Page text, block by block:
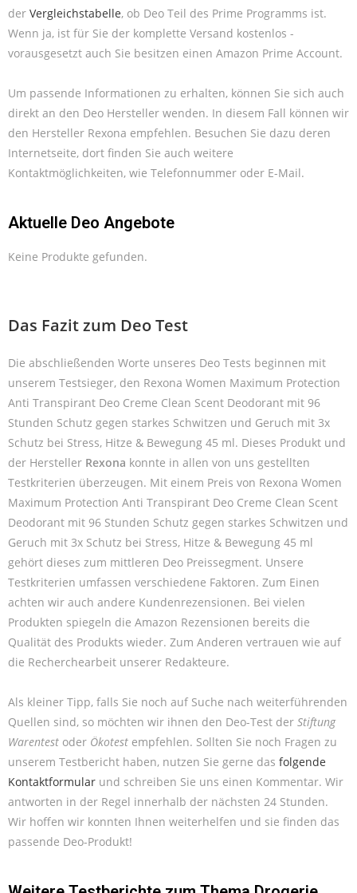
der Vergleichstabelle, ob Deo Teil des Prime Programms ist.
Wenn ja, ist für Sie der komplette Versand kostenlos -
vorausgesetzt auch Sie besitzen einen Amazon Prime Account.
Um passende Informationen zu erhalten, können Sie sich auch
direkt an den Deo Hersteller wenden. In diesem Fall können wir
den Hersteller Rexona empfehlen. Besuchen Sie dazu deren
Internetseite, dort finden Sie auch weitere
Kontaktmöglichkeiten, wie Telefonnummer oder E-Mail.
Aktuelle Deo Angebote
Keine Produkte gefunden.
Das Fazit zum Deo Test
Die abschließenden Worte unseres Deo Tests beginnen mit
unserem Testsieger, den Rexona Women Maximum Protection
Anti Transpirant Deo Creme Clean Scent Deodorant mit 96
Stunden Schutz gegen starkes Schwitzen und Geruch mit 3x
Schutz bei Stress, Hitze & Bewegung 45 ml. Dieses Produkt und
der Hersteller Rexona konnte in allen von uns gestellten
Testkriterien überzeugen. Mit einem Preis von Rexona Women
Maximum Protection Anti Transpirant Deo Creme Clean Scent
Deodorant mit 96 Stunden Schutz gegen starkes Schwitzen und
Geruch mit 3x Schutz bei Stress, Hitze & Bewegung 45 ml
gehört dieses zum mittleren Deo Preissegment. Unsere
Testkriterien umfassen verschiedene Faktoren. Zum Einen
achten wir auch andere Kundenrezensionen. Bei vielen
Produkten spiegeln die Amazon Rezensionen bereits die
Qualität des Produkts wieder. Zum Anderen vertrauen wie auf
die Recherchearbeit unserer Redakteure.
Als kleiner Tipp, falls Sie noch auf Suche nach weiterführenden
Quellen sind, so möchten wir ihnen den Deo-Test der Stiftung
Warentest oder Ökotest empfehlen. Sollten Sie noch Fragen zu
unserem Testbericht haben, nutzen Sie gerne das folgende
Kontaktformular und schreiben Sie uns einen Kommentar. Wir
antworten in der Regel innerhalb der nächsten 24 Stunden.
Wir hoffen wir konnten Ihnen weiterhelfen und sie finden das
passende Deo-Produkt!